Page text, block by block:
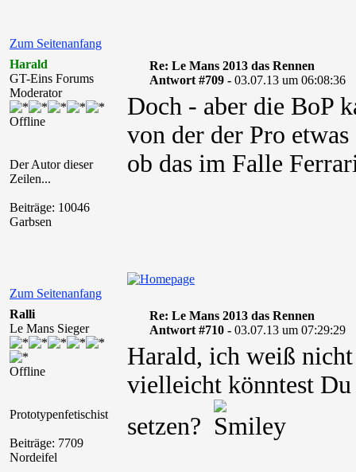
Zum Seitenanfang
Harald
GT-Eins Forums
Moderator
Offline
Der Autor dieser
Zeilen...
Beiträge: 10046
Garbsen
Re: Le Mans 2013 das Rennen
Antwort #709 - 03.07.13 um 06:08:36
Doch - aber die BoP
von der der Pro
ob das im Falle
Zum Seitenanfang
Ralli
Le Mans Sieger
Offline
Prototypenfetischist
Beiträge: 7709
Nordeifel
Re: Le Mans 2013 das Rennen
Antwort #710 - 03.07.13 um 07:29:29
Harald, ich weiß
vielleicht könntest
setzen?